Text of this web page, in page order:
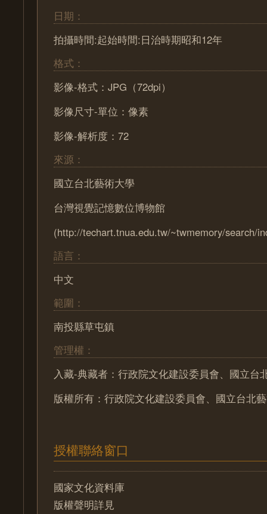
日期：
拍攝時間:起始時間:日治時期昭和12年
格式：
影像-格式：JPG（72dpi）
影像尺寸-單位：像素
影像-解析度：72
來源：
國立台北藝術大學
台灣視覺記憶數位博物館
(http://techart.tnua.edu.tw/~twmemory/search/
語言：
中文
範圍：
南投縣草屯鎮
管理權：
入藏-典藏者：行政院文化建設委員會、國立台
版權所有：行政院文化建設委員會、國立台北
授權聯絡窗口
國家文化資料庫
版權聲明詳見